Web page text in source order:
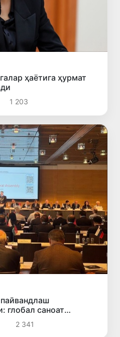
ҳаётига ҳурмат
1 203
глобал саноат
қадам
2 341